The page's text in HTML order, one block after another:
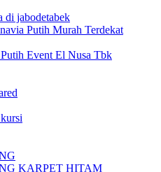
di jabodetabek
Putih Murah Terdekat
Event El Nusa Tbk
KARPET HITAM